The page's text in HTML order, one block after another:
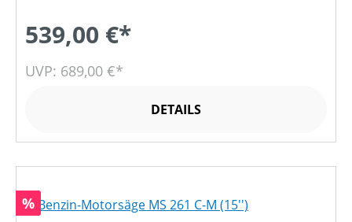
539,00 €*
UVP: 689,00 €*
DETAILS
Rabatt
%